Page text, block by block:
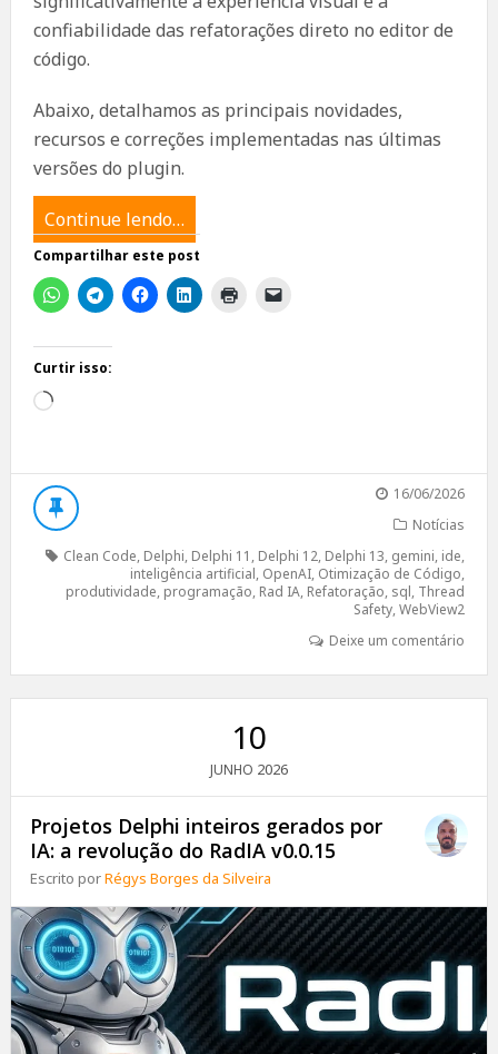
confiabilidade das refatorações direto no editor de
código.
Abaixo, detalhamos as principais novidades,
recursos e correções implementadas nas últimas
versões do plugin.
Continue lendo…
Compartilhar este post
Curtir isso:
Carregando...
16/06/2026
Notícias
Clean Code, Delphi, Delphi 11 , Delphi 12, Delphi 13, gemini, ide,
inteligência artificial, OpenAI, Otimização de Código,
produtividade, programação, Rad IA, Refatoração, sql, Thread
Safety,WebView2
Deixe um comentário
10
JUNHO 2026
Projetos Delphi inteiros gerados por
IA: a revolução do RadIA v0.0.15
Escrito porRégys Borges da Silveira